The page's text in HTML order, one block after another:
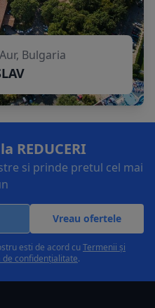
Bulgaria
REDUCERI
si prinde pretul cel mai
Vreau ofertele
esti de acord cuTermenii și
de confidențialitate.